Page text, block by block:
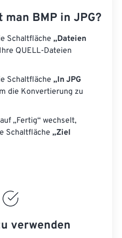
BMP in JPG?
Schaltfläche „Dateien
QUELL-Dateien
Schaltfläche „In JPG
die Konvertierung zu
„Fertig“ wechselt,
Schaltfläche „Ziel
verwenden